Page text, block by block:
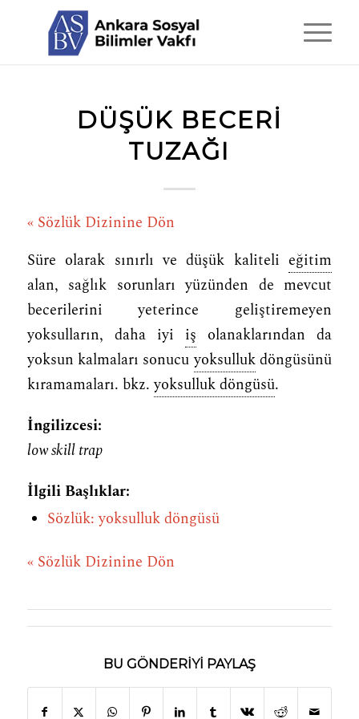
DÜŞÜK BECERI
TUZAĞI
« Sözlük Dizinine Dön
Süre olarak sınırlı ve düşük kaliteli eğitim
alan, sağlık sorunları yüzünden de mevcut
becerilerini yeterince geliştiremeyen
yoksulların, daha iyi iş olanaklarından da
yoksun kalmaları sonucuyoksullukdöngüsünü
kıramamaları. bkz.yoksulluk döngüsü.
İngilizcesi:
low skill trap
İlgili Başlıklar:
Sözlük: yoksulluk döngüsü
« Sözlük Dizinine Dön
BU GÖNDERIYI PAYLAŞ